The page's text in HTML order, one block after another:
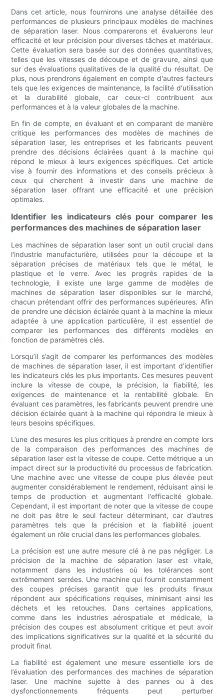
Dans cet article, nous fournirons une analyse détaillée des
performances de plusieurs principaux modèles de machines
de séparation laser. Nous comparerons et évaluerons leur
efficacité et leur précision pour diverses tâches et matériaux.
Cette évaluation sera basée sur des données quantitatives,
telles que les vitesses de découpe et de gravure, ainsi que
sur des évaluations qualitatives de la qualité du résultat. De
plus, nous prendrons également en compte d'autres facteurs
tels que les exigences de maintenance, la facilité d'utilisation
et la durabilité globale, car ceux-ci contribuent aux
performances et à la valeur globales de la machine.
En fin de compte, en évaluant et en comparant de manière
critique les performances des modèles de machines de
séparation laser, les entreprises et les fabricants peuvent
prendre des décisions éclairées quant à la machine qui
répond le mieux à leurs exigences spécifiques. Cet article
vise à fournir des informations et des conseils précieux à
ceux qui cherchent à investir dans une machine de
séparation laser offrant une efficacité et une précision
optimales.
Identifier les indicateurs clés pour comparer les
performances des machines de séparation laser
Les machines de séparation laser sont un outil crucial dans
l'industrie manufacturière, utilisées pour la découpe et la
séparation précises de matériaux tels que le métal, le
plastique et le verre. Avec les progrès rapides de la
technologie, il existe une large gamme de modèles de
machines de séparation laser disponibles sur le marché,
chacun prétendant offrir des performances supérieures. Afin
de prendre une décision éclairée quant à la machine la mieux
adaptée à une application particulière, il est essentiel de
comparer les performances des différents modèles en
fonction de paramètres clés.
Lorsqu’il s’agit de comparer les performances des modèles
de machines de séparation laser, il est important d’identifier
les indicateurs clés les plus importants. Ces mesures peuvent
inclure la vitesse de coupe, la précision, la fiabilité, les
exigences de maintenance et la rentabilité globale. En
évaluant ces paramètres, les fabricants peuvent prendre une
décision éclairée quant à la machine qui répondra le mieux à
leurs besoins spécifiques.
L’une des mesures les plus critiques à prendre en compte lors
de la comparaison des performances des machines de
séparation laser est la vitesse de coupe. Cette métrique a un
impact direct sur la productivité du processus de fabrication.
Une machine avec une vitesse de coupe plus élevée peut
augmenter considérablement le rendement, réduisant ainsi le
temps de production et augmentant l'efficacité globale.
Cependant, il est important de noter que la vitesse de coupe
ne doit pas être le seul facteur déterminant, car d’autres
paramètres tels que la précision et la fiabilité jouent
également un rôle crucial dans les performances globales.
La précision est une autre mesure clé à ne pas négliger. La
précision de la machine de séparation laser est vitale,
notamment dans les industries où les tolérances sont
extrêmement serrées. Une machine qui fournit constamment
des coupes précises garantit que les produits finaux
répondent aux spécifications requises, minimisant ainsi les
déchets et les retouches. Dans certaines applications,
comme dans les industries aérospatiale et médicale, la
précision des coupes est absolument critique et peut avoir
des implications significatives sur la qualité et la sécurité du
produit final.
La fiabilité est également une mesure essentielle lors de
l’évaluation des performances des machines de séparation
laser. Une machine sujette à des pannes ou à des
dysfonctionnements fréquents peut perturber